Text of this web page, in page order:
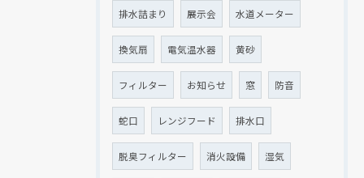
排水詰まり 展示会 水道メーター
換気扇 電気温水器 黄砂
フィルター お知らせ 窓 防音
蛇口 レンジフード 排水口
脱臭フィルター 消火設備 湿気